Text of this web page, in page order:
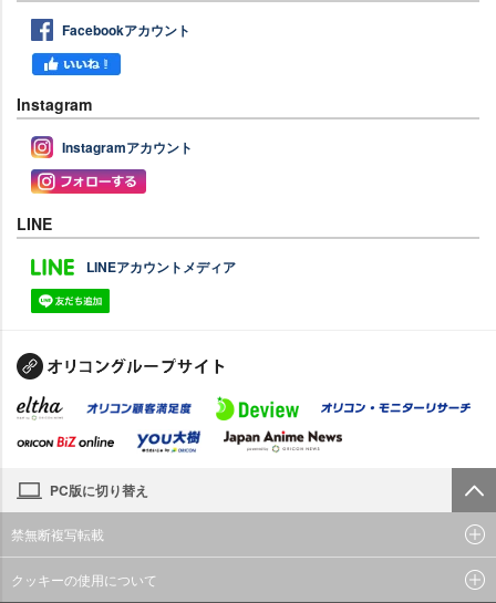
Facebookアカウント
Instagram
Instagramアカウント
LINE
LINEアカウントメディア
PC版に切り替え
禁無断複写転載
クッキーの使用について